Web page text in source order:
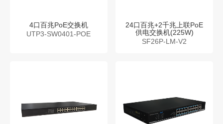
4口百兆PoE交换机
UTP3-SW0401-POE
24口百兆+2千兆上联PoE
供电交换机(225W)
SF26P-LM-V2